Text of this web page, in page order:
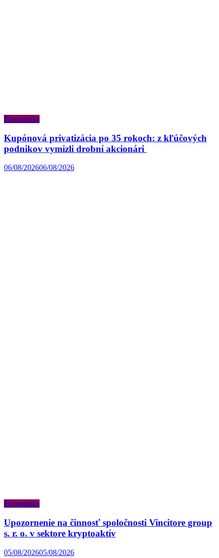
Ekonomika
Kupónová privatizácia po 35 rokoch: z kľúčových
podnikov vymizli drobní akcionári
06/08/202606/08/2026
Ekonomika
Upozornenie na činnosť spoločnosti Vincitore group
s. r. o. v sektore kryptoaktív
05/08/202605/08/2026